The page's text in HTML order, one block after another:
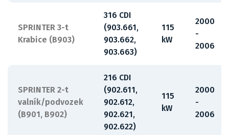
SPRINTER 3-t
Krabice (B903)
316 CDI
(903.661,
903.662,
903.663)
115
kW
2000
-
2006
SPRINTER 2-t
valník/podvozek
(B901, B902)
216 CDI
(902.611,
902.612,
902.621,
902.622)
115
kW
2000
-
2006